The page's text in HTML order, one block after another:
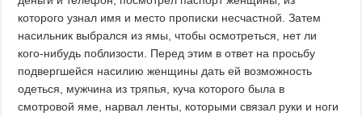
которого узнал имя и место прописки несчастной. Затем
насильник выбрался из ямы, чтобы осмотреться, нет ли
кого-нибудь поблизости. Перед этим в ответ на просьбу
подвергшейся насилию женщины дать ей возможность
одеться, мужчина из тряпья, куча которого была в
смотровой яме, нарвал ленты, которыми связал руки и ноги